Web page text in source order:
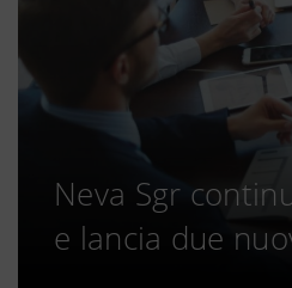
Neva Sgr
e lancia due